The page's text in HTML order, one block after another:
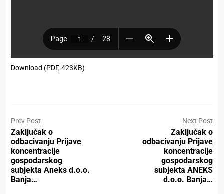
Download (PDF, 423KB)
Prev Post
Zaključak o
odbacivanju Prijave
koncentracije
gospodarskog
subjekta Aneks d.o.o.
Banja…
Next Post
Zaključak o
odbacivanju Prijave
koncentracije
gospodarskog
subjekta ANEKS
d.o.o. Banja…